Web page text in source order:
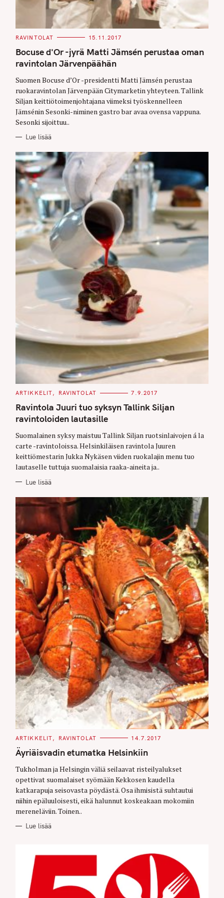
C
T
E
G
O
I
E
S
RAVINTOLAT 15.11.2017
Bocuse d'Or -jyrä Matti Jämsén perustaa oman
ravintolan Järvenpäähän
Suomen Bocuse d’Or -presidentti Matti Jämsén perustaa
ruokaravintolan Järvenpään Citymarketin yhteyteen. Tallink
Siljan keittiötoimenjohtajana viimeksi työskennelleen
Jämsénin Sesonki-niminen gastro bar avaa ovensa vappuna.
Sesonki sijoittuu..
Lue lisää
C
T
E
G
O
I
S
ARTIKKELIT RAVINTOLAT 7.9.2017
Ravintola Juuri tuo syksyn Tallink Siljan
ravintoloiden lautasille
Suomalainen syksy maistuu Tallink Siljan ruotsinlaivojen á la
carte -ravintoloissa. Helsinkiläisen ravintola Juuren
keittiömestarin Jukka Nykäsen viiden ruokalajin menu tuo
lautaselle tuttuja suomalaisia raaka-aineita ja..
Lue lisää
C
T
E
O
R
I
S
ARTIKKELIT RAVINTOLAT 14.7.2017
Äyriäisvadin etumatka Helsinkiin
Tukholman ja Helsingin väliä seilaavat risteilyalukset
opettivat suomalaiset syömään Kekkosen kaudella
katkarapuja seisovasta pöydästä. Osa ihmisistä suhtautui
niihin epäluuloisesti, eikä halunnut koskeakaan mokomiin
mereneläviin. Toinen..
Lue lisää